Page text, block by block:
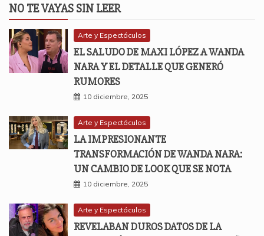
NO TE VAYAS SIN LEER
Arte y Espectáculos
EL SALUDO DE MAXI LÓPEZ A WANDA
NARA Y EL DETALLE QUE GENERÓ
RUMORES
10 diciembre, 2025
Arte y Espectáculos
LA IMPRESIONANTE
TRANSFORMACIÓN DE WANDA NARA:
UN CAMBIO DE LOOK QUE SE NOTA
10 diciembre, 2025
Arte y Espectáculos
REVELABAN DUROS DATOS DE LA